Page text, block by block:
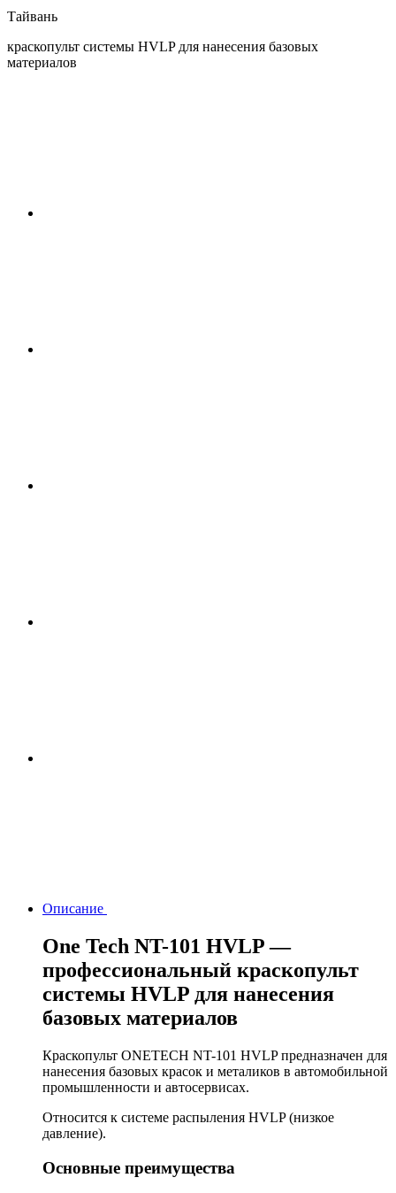
Тайвань
краскопульт системы HVLP для нанесения базовых
материалов
Описание
One Tech NT-101 HVLP —
профессиональный краскопульт
системы HVLP для нанесения
базовых материалов
Краскопульт ONETECH NT-101 HVLP предназначен для
нанесения базовых красок и металиков в автомобильной
промышленности и автосервисах.
Относится к системе распыления HVLP (низкое
давление).
Основные преимущества